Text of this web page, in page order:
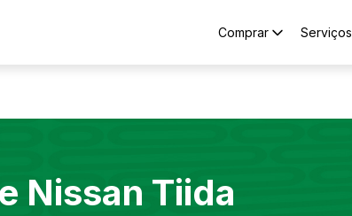
Comprar Serviços
Nissan Tiida